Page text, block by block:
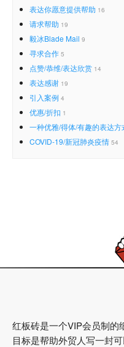
表达你愿意提供帮助 16
请求帮助 19
毅冰Blade Mail 9
寻求合作 5
点赞/恭维/表达欣赏 14
表达感谢 19
引入案例 4
优惠/折扣 1
一种优雅/得体/有趣的表达方
COVID-19/新冠肺炎疫情 54
红板砖是一个VIP会员制的
目标是帮助外贸人写一封